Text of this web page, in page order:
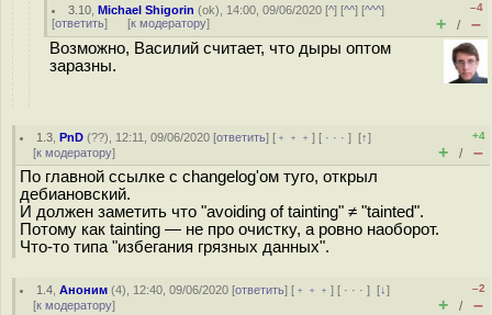
3.10 ,Michael Shigorin (ok), 14:00, 09/06/2020 [^] [^^] [^^^]
[ответить] [к модератору]
–4
+ / –
Возможно, Василий считает, что дыры оптом
заразны.
1.3 ,PnD (??), 12:11, 09/06/2020 [ответить] [ ﹢﹢﹢] [ · · ·][↑]
[к модератору]
+4
+ / –
По главной ссылке с changelog'ом туго, открыл
дебиановский.
И должен заметить что "avoiding of tainting" ≠ "tainted".
Потому как tainting — не про очистку, а ровно наоборот.
Что-то типа "избегания грязных данных".
1.4 ,Аноним (4), 12:40, 09/06/2020 [ответить] [ ﹢﹢﹢] [ · · ·][↓]
[к модератору]
–2
+ / –